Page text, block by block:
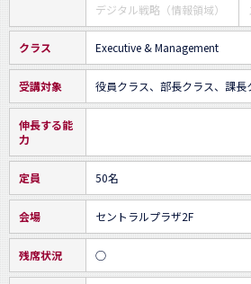
デジタル戦略（情報領域）
クラス Executive & Management
受講対象 役員クラス、部長クラス、課長
伸長する能
力
定員 50名
会場 セントラルプラザ2F
残席状況 ○